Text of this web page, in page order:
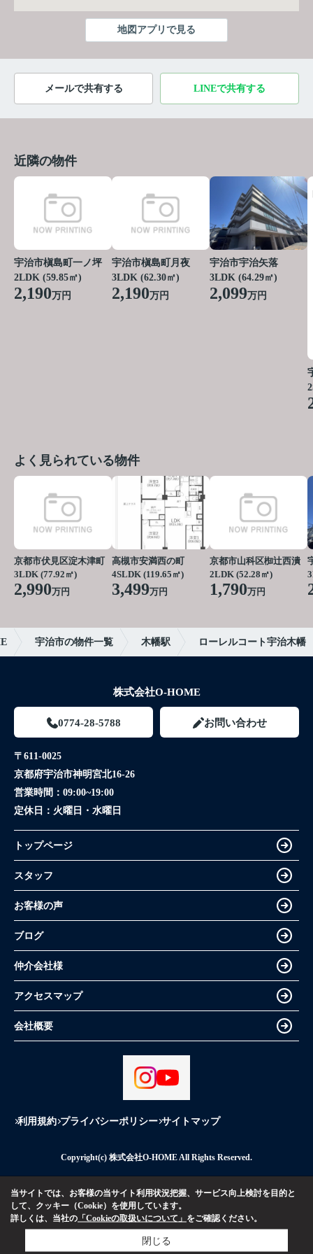
地図アプリで見る
メールで共有する LINEで共有する
近隣の物件
宇治市槇島町一ノ坪
2LDK (59.85㎡)
2,190万円
宇治市槇島町月夜
3LDK (62.30㎡)
2,190万円
宇治市宇治矢落
3LDK (64.29㎡)
2,099万円
よく見られている物件
京都市伏見区淀木津町
3LDK (77.92㎡)
2,990万円
高槻市安満西の町
4SLDK (119.65㎡)
3,499万円
京都市山科区椥辻西潰
2LDK (52.28㎡)
1,790万円
宇治市の物件一覧 木幡駅 ローレルコート宇治木幡
株式会社O-HOME
0774-28-5788 お問い合わせ
〒611-0025
京都府宇治市神明宮北16-26
営業時間： 09:00~19:00
定休日： 火曜日・水曜日
トップページ
スタッフ
お客様の声
ブログ
仲介会社様
アクセスマップ
会社概要
利用規約 プライバシーポリシー サイトマップ
Copyright(c) 株式会社O-HOME All Rights Reserved.
当サイトでは、お客様の当サイト利用状況把握、サービス向上検討を目的と
して、クッキー（Cookie）を使用しています。
詳しくは、当社の 「Cookieの取扱いについて」 をご確認ください。
閉じる